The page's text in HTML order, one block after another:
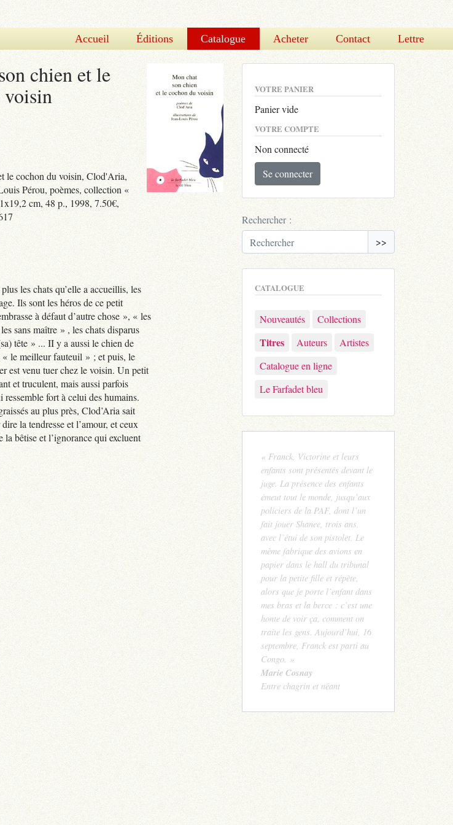
Accueil Éditions Catalogue Acheter Contact Lettre
chien et le
voisin
le cochon du voisin, Clod'Aria,
Pérou, poèmes, collection «
cm, 48 p., 1998, 7.50€,
les chats qu’elle a accueillis, les
Ils sont les héros de ce petit
à défaut d’autre chose », « les
sans maître » , les chats disparus
tête » ... II y a aussi le chien de
le meilleur fauteuil » ; et puis, le
est venu tuer chez le voisin. Un petit
et truculent, mais aussi parfois
fort à celui des humains.
au plus près, Clod’Aria sait
la tendresse et l’amour, et ceux
la bêtise et l’ignorance qui excluent
VOTRE PANIER
Panier vide
VOTRE COMPTE
Non connecté
Se connecter
Rechercher :
>>
CATALOGUE
Nouveautés Collections
Titres Auteurs
Artistes
Catalogue en ligne
Le Farfadet bleu
« Franck, Victorine et leurs
enfants sont présentés devant le
juge. La présence des enfants
émeut tout le monde, jusqu’aux
policiers de la PAF, dont l’un
fait jouer Shanee, trois ans,
avec l’étui de son pistolet. Le
même fabrique des avions en
papier dans le hall du tribunal
pour la petite fille et répète,
alors que je porte l’enfant dans
mes bras et la berce : c’est une
honte de voir ça, comment on
traite les gens. Aujourd’hui, 16
septembre, Franck est parti au
Congo. »
Marie Cosnay
Entre chagrin et néant